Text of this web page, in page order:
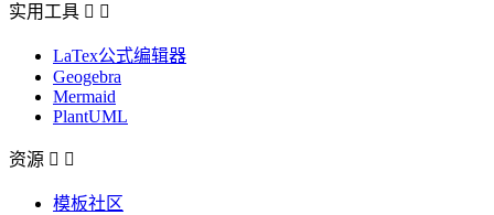
实用工具  
LaTex公式编辑器
Geogebra
Mermaid
PlantUML
资源  
模板社区